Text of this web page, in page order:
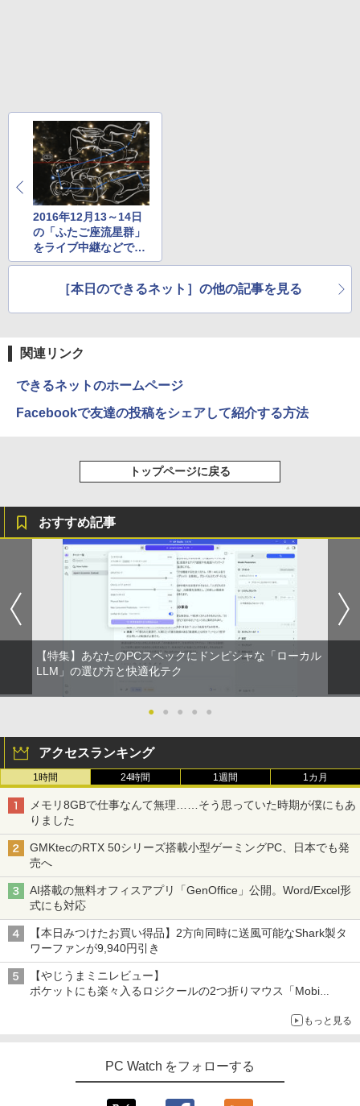
2016年12月13～14日
の「ふたご座流星群」
をライブ中継などで見
る方法
［本日のできるネット］の他の記事を見る
関連リンク
できるネットのホームページ
Facebookで友達の投稿をシェアして紹介する方法
トップページに戻る
おすすめ記事
【特集】あなたのPCスペックにドンピシャな「ローカル
LLM」の選び方と快適化テク
● ● ● ● ●
アクセスランキング
1時間 24時間 1週間 1カ月
メモリ8GBで仕事なんて無理……そう思っていた時期が僕にもあ
りました
GMKtecのRTX 50シリーズ搭載小型ゲーミングPC、日本でも発
売へ
AI搭載の無料オフィスアプリ「GenOffice」公開。Word/Excel形
式にも対応
【本日みつけたお買い得品】2方向同時に送風可能なShark製タ
ワーファンが9,940円引き
【やじうまミニレビュー】
ポケットにも楽々入るロジクールの2つ折りマウス「Mobi
もっと見る
PC Watch をフォローする